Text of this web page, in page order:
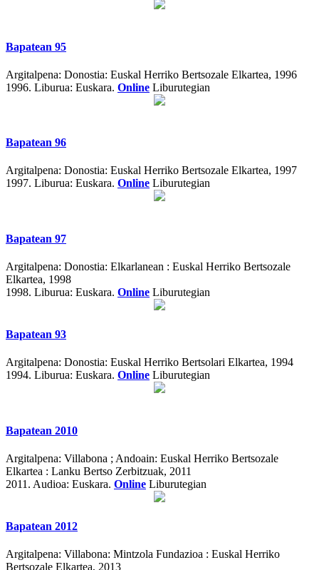
Bapatean 95
Argitalpena: Donostia: Euskal Herriko Bertsozale Elkartea, 1996
1996. Liburua: Euskara. Online Liburutegian
Bapatean 96
Argitalpena: Donostia: Euskal Herriko Bertsozale Elkartea, 1997
1997. Liburua: Euskara. Online Liburutegian
Bapatean 97
Argitalpena: Donostia: Elkarlanean : Euskal Herriko Bertsozale
Elkartea, 1998
1998. Liburua: Euskara. Online Liburutegian
Bapatean 93
Argitalpena: Donostia: Euskal Herriko Bertsolari Elkartea, 1994
1994. Liburua: Euskara. Online Liburutegian
Bapatean 2010
Argitalpena: Villabona ; Andoain: Euskal Herriko Bertsozale
Elkartea : Lanku Bertso Zerbitzuak, 2011
2011. Audioa: Euskara. Online Liburutegian
Bapatean 2012
Argitalpena: Villabona: Mintzola Fundazioa : Euskal Herriko
Bertsozale Elkartea, 2013